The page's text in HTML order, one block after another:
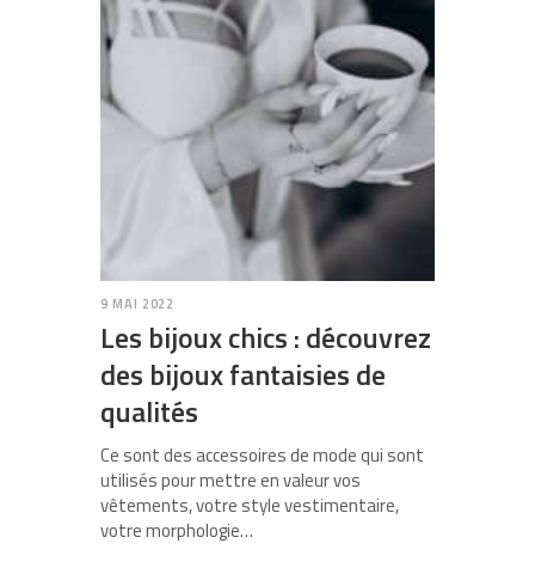
9 MAI 2022
Les bijoux chics : découvrez
des bijoux fantaisies de
qualités
Ce sont des accessoires de mode qui sont
utilisés pour mettre en valeur vos
vêtements, votre style vestimentaire,
votre morphologie…